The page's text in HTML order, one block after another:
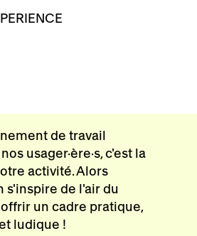
de travail
usager·ère·s, c'est la
activité. Alors
s'inspire de l'air du
un cadre pratique,
ludique !